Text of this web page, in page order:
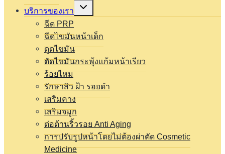
บริการของเรา
Expand
menu
ฉีด PRP
ฉีดไขมันหน้าเด็ก
ดูดไขมัน
ตัดไขมันกระพุ้งแก้มหน้าเรียว
ร้อยไหม
รักษาสิว ฝ้า รอยดำ
เสริมคาง
เสริมจมูก
ต่อต้านริ้วรอย Anti Aging
การปรับรูปหน้าโดยไม่ต้องผ่าตัด Cosmetic
Medicine